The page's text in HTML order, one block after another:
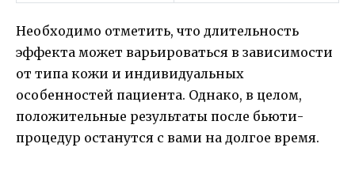
Необходимо отметить, что длительность
эффекта может варьироваться в зависимости
от типа кожи и индивидуальных
особенностей пациента. Однако, в целом,
положительные результаты после бьюти-
процедур останутся с вами на долгое время.